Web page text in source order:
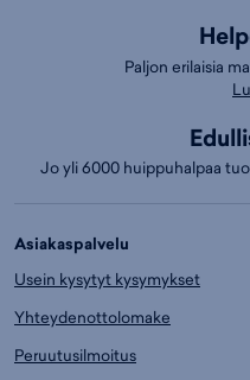
Paljon erilaisia
Jo yli 6000 huippuhalpaa
Asiakaspalvelu
Usein kysytyt kysymykset
Yhteydenottolomake
Peruutusilmoitus